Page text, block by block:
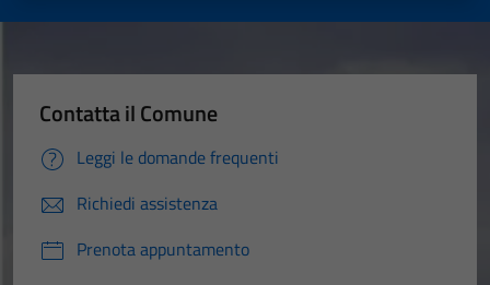
Contatta il Comune
Leggi le domande frequenti
Richiedi assistenza
Prenota appuntamento